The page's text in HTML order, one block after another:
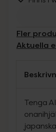
Fler
Aktuella
Tenga